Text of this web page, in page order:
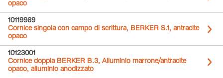
opaco
10119969
Cornice singola con campo di scrittura, BERKER S.1, antracite
opaco
10123001
Cornice doppia BERKER B.3, Alluminio marrone/antracite
opaco, alluminio anodizzato